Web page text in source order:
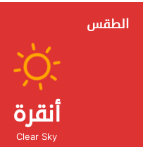
الطقس
أنقرة
Clear Sky